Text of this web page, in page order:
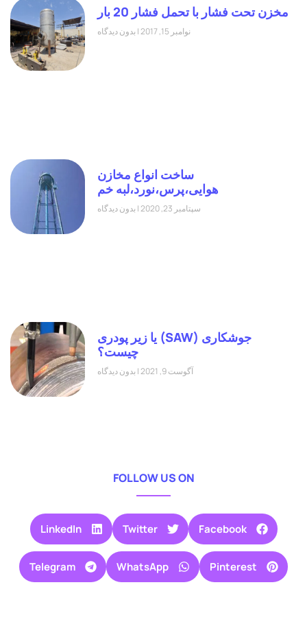
مخزن تحت فشار با تحمل فشار 20 بار
نوامبر 15, 2017 بدون دیدگاه
ساخت انواع مخازن
هوایی،پرس،نورد،لبه خم
سپتامبر 23, 2020 بدون دیدگاه
جوشکاری (SAW) یا زیر پودری
چیست؟
آگوست 9, 2021 بدون دیدگاه
FOLLOW US ON
Facebook
Twitter
LinkedIn
Pinterest
WhatsApp
Telegram